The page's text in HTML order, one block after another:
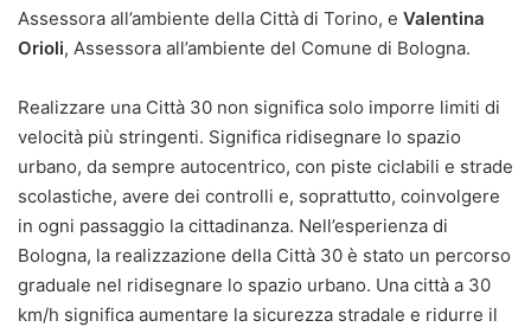
Assessora all’ambiente della Città di Torino, e Valentina
Orioli, Assessora all’ambiente del Comune di Bologna.
Realizzare una Città 30 non significa solo imporre limiti di
velocità più stringenti. Significa ridisegnare lo spazio
urbano, da sempre autocentrico, con piste ciclabili e strade
scolastiche, avere dei controlli e, soprattutto, coinvolgere
in ogni passaggio la cittadinanza. Nell’esperienza di
Bologna, la realizzazione della Città 30 è stato un percorso
graduale nel ridisegnare lo spazio urbano. Una città a 30
km/h significa aumentare la sicurezza stradale e ridurre il